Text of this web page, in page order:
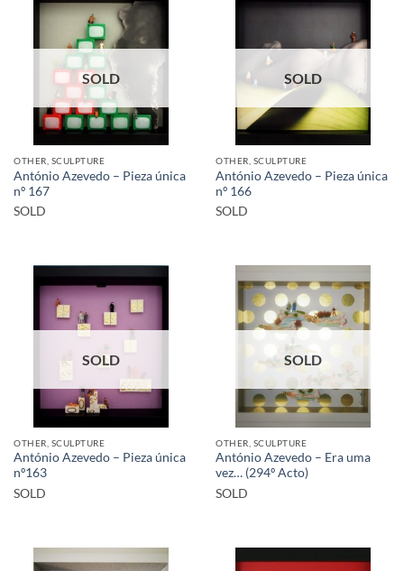
SOLD
OTHER, SCULPTURE
António Azevedo – Pieza única
nº 167
SOLD
SOLD
OTHER, SCULPTURE
António Azevedo – Pieza única
nº 166
SOLD
SOLD
OTHER, SCULPTURE
António Azevedo – Pieza única
nº163
SOLD
SOLD
OTHER, SCULPTURE
António Azevedo – Era uma
vez… (294º Acto)
SOLD